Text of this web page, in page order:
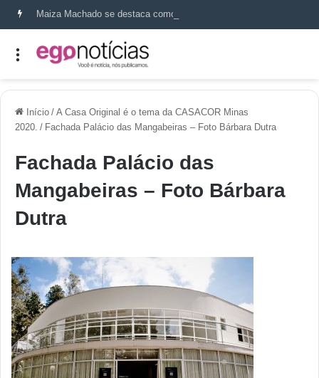
Início / A Casa Original é o tema da CASACOR Minas
2020. / Fachada Palácio das Mangabeiras – Foto Bárbara Dutra
Fachada Palácio das
Mangabeiras – Foto Bárbara
Dutra